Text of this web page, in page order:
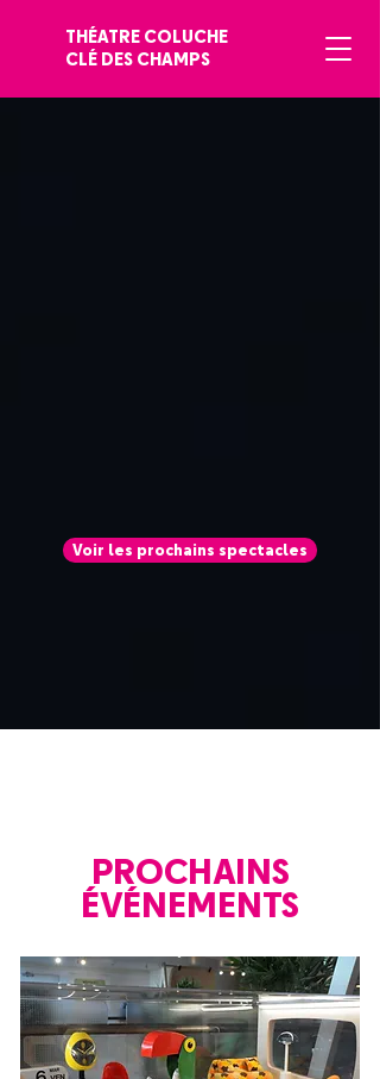
THÉATRE COLUCHE
CLÉ DES CHAMPS
Voir les prochains spectacles
PROCHAINS
ÉVÉNEMENTS